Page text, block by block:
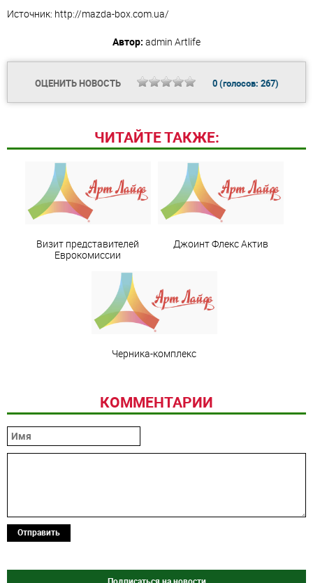
Источник: http://mazda-box.com.ua/
Автор: admin Artlife
ОЦЕНИТЬ НОВОСТЬ 0(голосов: 267)
ЧИТАЙТЕ ТАКЖЕ:
Визит представителей
Еврокомиссии
Джоинт Флекс Актив
Черника-комплекс
КОММЕНТАРИИ
Отправить